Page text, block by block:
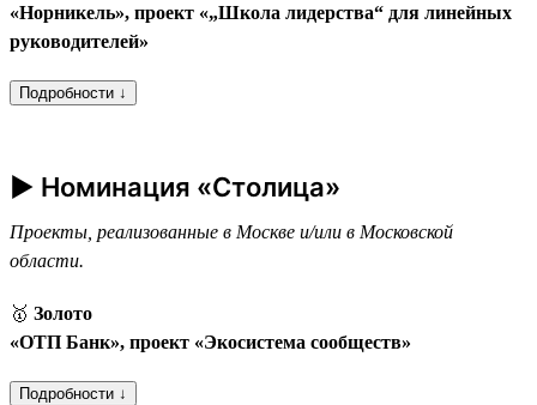
«Норникель», проект «„Школа лидерства“ для линейных
руководителей»
Подробности ↓
► Номинация «Столица»
Проекты, реализованные в Москве и/или в Московской
области.
🥇 Золото
«ОТП Банк», проект «Экосистема сообществ»
Подробности ↓